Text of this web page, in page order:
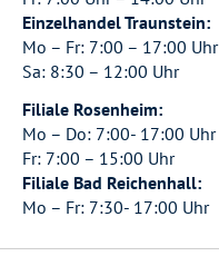
Einzelhandel Traunstein:
Mo – Fr: 7:00 – 17:00 Uhr
Sa: 8:30 – 12:00 Uhr
Filiale Rosenheim:
Mo – Do: 7:00- 17:00 Uhr
Fr: 7:00 – 15:00 Uhr
Filiale Bad Reichenhall:
Mo – Fr: 7:30- 17:00 Uhr